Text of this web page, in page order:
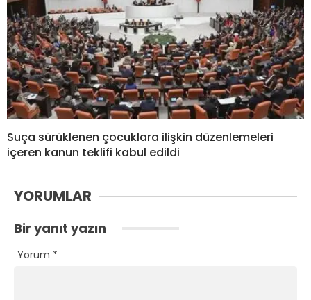
Suça sürüklenen çocuklara ilişkin düzenlemeleri
içeren kanun teklifi kabul edildi
YORUMLAR
Bir yanıt yazın
Yorum *